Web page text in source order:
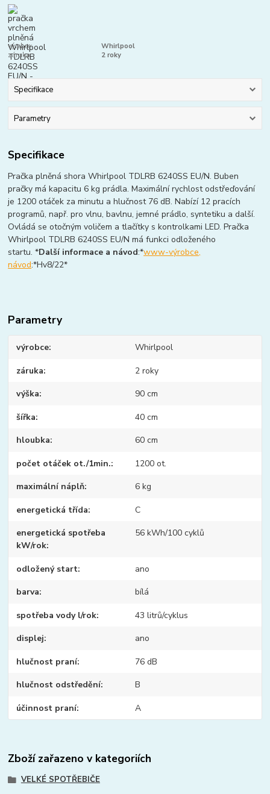
výrobce:
Whirlpool
záruka:
2 roky
Specifikace
Parametry
Specifikace
Pračka plněná shora Whirlpool TDLRB 6240SS EU/N. Buben
pračky má kapacitu 6 kg prádla. Maximální rychlost odstřeďování
je 1200 otáček za minutu a hlučnost 76 dB. Nabízí 12 pracích
programů, např. pro vlnu, bavlnu, jemné prádlo, syntetiku a další.
Ovládá se otočným voličem a tlačítky s kontrolkami LED. Pračka
Whirlpool TDLRB 6240SS EU/N má funkci odloženého
startu.*Další informace a návod:*www-výrobce,
návod:*Hv8/22*
Parametry
výrobce Whirlpool
záruka 2 roky
výška 90 cm
šířka 40 cm
hloubka 60 cm
počet otáček ot./1min. 1200 ot.
maximální náplň 6 kg
energetická třída C
energetická spotřeba
kW/rok
56 kWh/100 cyklů
odložený start ano
barva bílá
spotřeba vody l/rok 43 litrů/cyklus
displej ano
hlučnost praní 76 dB
hlučnost odstředění B
účinnost praní A
Zboží zařazeno v kategoriích
VELKÉ SPOTŘEBIČE